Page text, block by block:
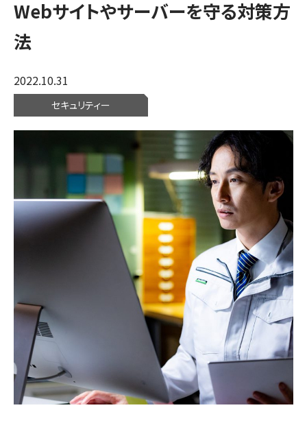
Webサイトやサーバーを守る対策方
法
2022.10.31
セキュリティー